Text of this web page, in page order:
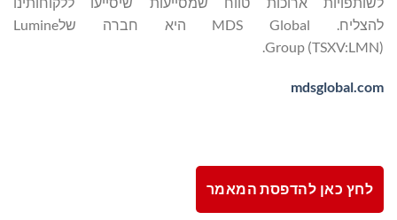
להצליח. MDS Global היא חברה שלLumine
Group (TSXV:LMN).
mdsglobal.com
לחץ כאן להדפסת המאמר